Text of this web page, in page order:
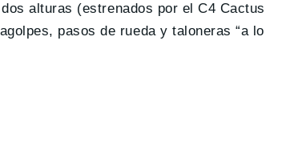
alturas (estrenados por el C4 Cactus
pasos de rueda y taloneras “a lo